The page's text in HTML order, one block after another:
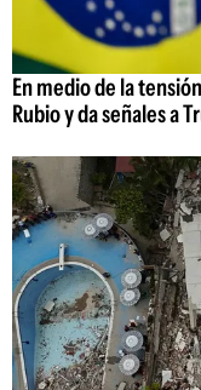
En medio de la
Rubio y da señales a